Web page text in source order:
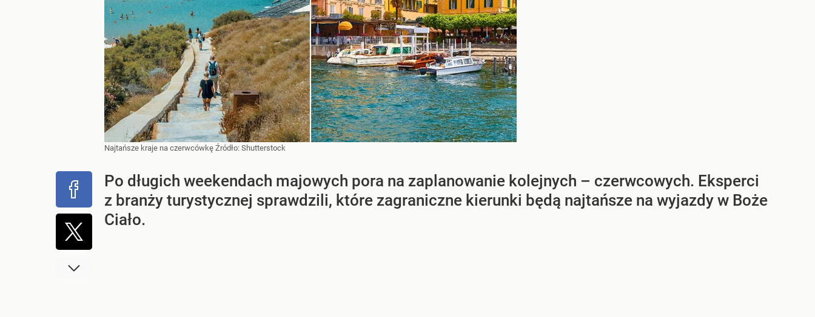
Najtańsze kraje na czerwcówkę Źródło: Shutterstock
Po długich weekendach majowych pora na zaplanowanie kolejnych – czerwcowych. Eksperci
z branży turystycznej sprawdzili, które zagraniczne kierunki będą najtańsze na wyjazdy w Boże
Ciało.